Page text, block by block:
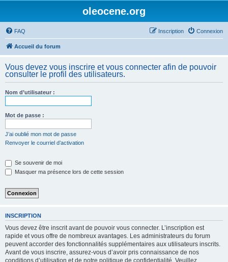
oleocene.org
FAQ Connexion
Inscription
Accueil du forum
Vous devez vous inscrire et vous connecter afin de pouvoir
consulter le profil des utilisateurs.
Nom d’utilisateur :
Mot de passe :
J’ai oublié mon mot de passe
Renvoyer le courriel d’activation
Se souvenir de moi
Masquer ma présence lors de cette session
INSCRIPTION
Vous devez être inscrit avant de pouvoir vous connecter. L’inscription est
rapide et vous offre de nombreux avantages. Les administrateurs du forum
peuvent accorder des fonctionnalités supplémentaires aux utilisateurs inscrits.
Avant de vous inscrire, assurez-vous d’avoir pris connaissance de nos
conditions d’utilisation et de notre politique de confidentialité. Veuillez